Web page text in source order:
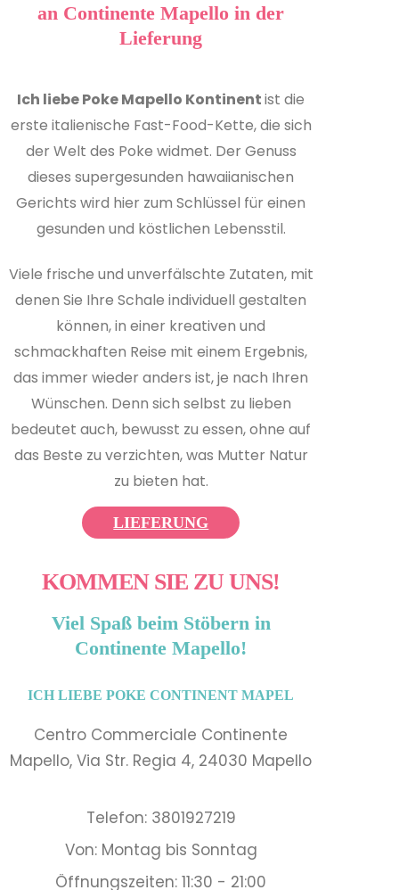
an Continente Mapello in der
Lieferung
Ich liebe Poke Mapello Kontinentist die
erste italienische Fast-Food-Kette, die sich
der Welt des Poke widmet. Der Genuss
dieses supergesunden hawaiianischen
Gerichts wird hier zum Schlüssel für einen
gesunden und köstlichen Lebensstil.
Viele frische und unverfälschte Zutaten, mit
denen Sie Ihre Schale individuell gestalten
können, in einer kreativen und
schmackhaften Reise mit einem Ergebnis,
das immer wieder anders ist, je nach Ihren
Wünschen. Denn sich selbst zu lieben
bedeutet auch, bewusst zu essen, ohne auf
das Beste zu verzichten, was Mutter Natur
zu bieten hat.
LIEFERUNG
KOMMEN SIE ZU UNS!
Viel Spaß beim Stöbern in
Continente Mapello!
ICH LIEBE POKE CONTINENT MAPEL
Centro Commerciale Continente
Mapello, Via Str. Regia 4, 24030 Mapello
Telefon: 3801927219
Von: Montag bis Sonntag
Öffnungszeiten: 11:30 - 21:00